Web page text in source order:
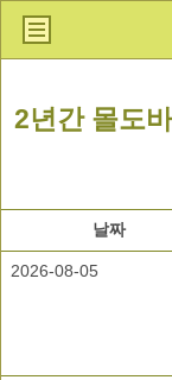
2년간 몰도
날짜
2026-08-05